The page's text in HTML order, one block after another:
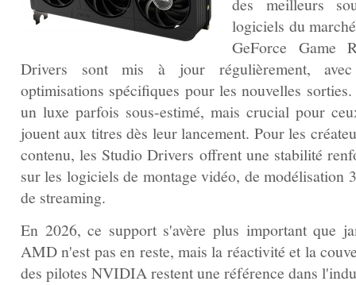
des meilleurs
logiciels du
GeForce Game
Drivers sont mis à jour régulièrement,
optimisations spécifiques pour les nouvelles sorties.
un luxe parfois sous-estimé, mais crucial pour
jouent aux titres dès leur lancement. Pour les
contenu, les Studio Drivers offrent une stabilité
sur les logiciels de montage vidéo, de modélisation
de streaming.
En 2026, ce support s'avère plus important que
AMD n'est pas en reste, mais la réactivité et la
des pilotes NVIDIA restent une référence dans